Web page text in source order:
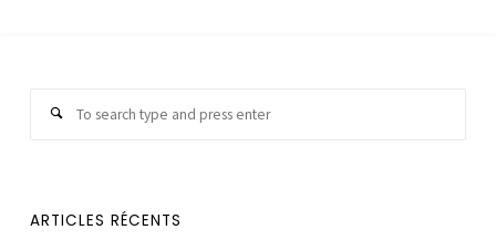
Search
ARTICLES RÉCENTS